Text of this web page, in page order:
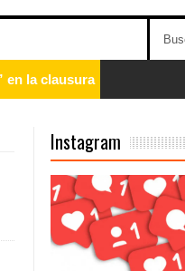
en la clausura
París
Rock Café
Instagram